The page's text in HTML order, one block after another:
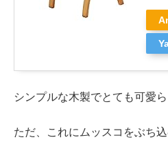
シンプルな木製でとても可愛
ただ、これにムッスコをぶち